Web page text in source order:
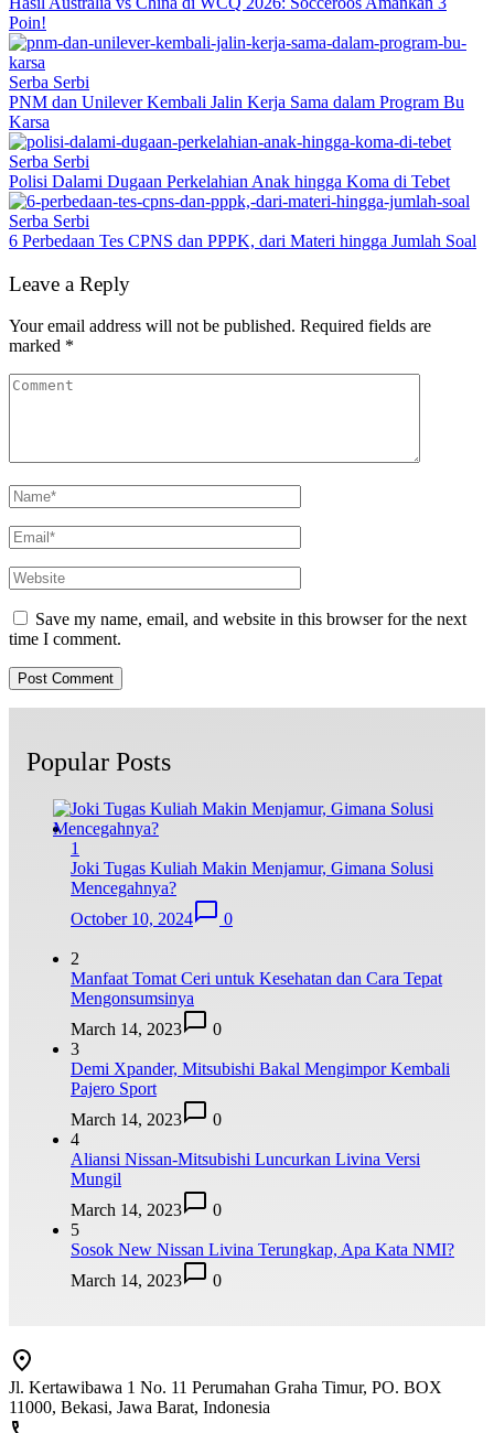
Poin!
Serba Serbi
PNM dan Unilever Kembali Jalin Kerja Sama dalam Program Bu
Karsa
Serba Serbi
Polisi Dalami Dugaan Perkelahian Anak hingga Koma di Tebet
Serba Serbi
6 Perbedaan Tes CPNS dan PPPK, dari Materi hingga Jumlah Soal
Leave a Reply
Your email address will not be published. Required fields are
marked *
Save my name, email, and website in this browser for the next
time I comment.
Popular Posts
1
Joki Tugas Kuliah Makin Menjamur, Gimana Solusi
Mencegahnya?
October 10, 2024
0
2
Manfaat Tomat Ceri untuk Kesehatan dan Cara Tepat
Mengonsumsinya
March 14, 2023
0
3
Demi Xpander, Mitsubishi Bakal Mengimpor Kembali
Pajero Sport
March 14, 2023
0
4
Aliansi Nissan-Mitsubishi Luncurkan Livina Versi
Mungil
March 14, 2023
0
5
Sosok New Nissan Livina Terungkap, Apa Kata NMI?
March 14, 2023
0
Jl. Kertawibawa 1 No. 11 Perumahan Graha Timur, PO. BOX
11000, Bekasi, Jawa Barat, Indonesia